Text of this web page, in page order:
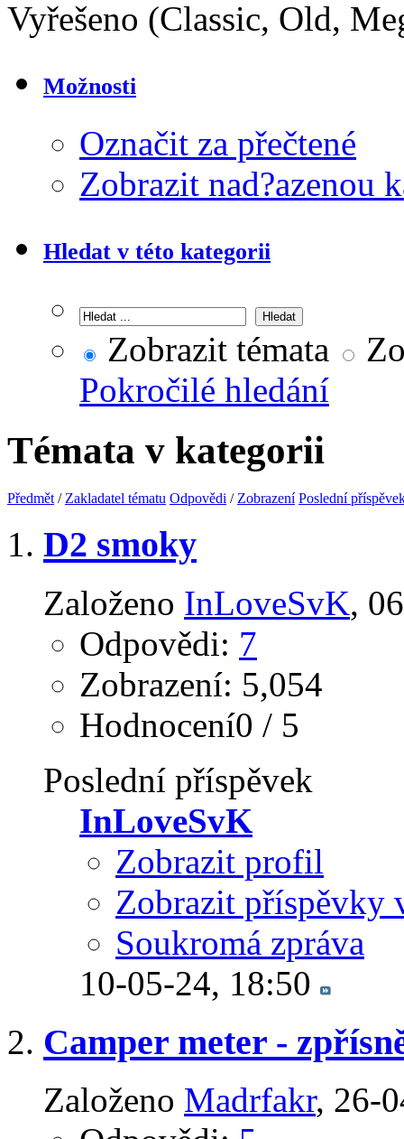
Vyřešeno (Classic, Old,
Možnosti
Označit za přečtené
Zobrazit nad?azenou
Hledat v této kategorii
Zobrazit témata
Pokročilé hledání
Témata v kategorii
Předmět / Zakladatel tématu Odpovědi / Zobrazení Poslední
D2 smoky
Založeno InLoveSvK‎,
Odpovědi: 7
Zobrazení: 5,054
Hodnocení0 / 5
Poslední příspěvek
InLoveSvK
Zobrazit profil
Zobrazit příspěvky
Soukromá zpráva
10-05-24, 18:50
Camper meter -
Založeno Madrfakr‎, 26-